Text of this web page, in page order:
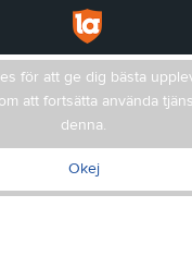
för att ge dig bästa
att fortsätta använda
denna.
Okej